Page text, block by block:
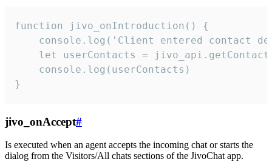
function jivo_onIntroduction() {
console.log('Client entered contact
let userContacts =
    console.log(userContacts)
}
jivo_onAccept#
Is executed when an agent accepts the incoming chat or starts the
dialog from the Visitors/All chats sections of the JivoChat app.